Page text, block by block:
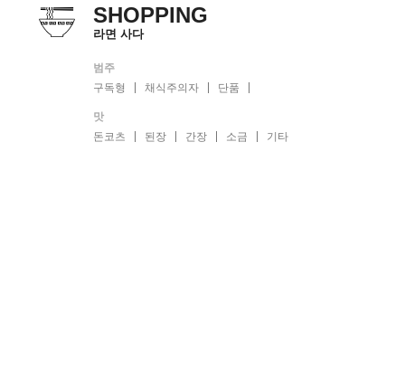
SHOPPING
라면 사다
범주
구독형
채식주의자 단품
맛
돈코츠
된장 간장 소금 기타